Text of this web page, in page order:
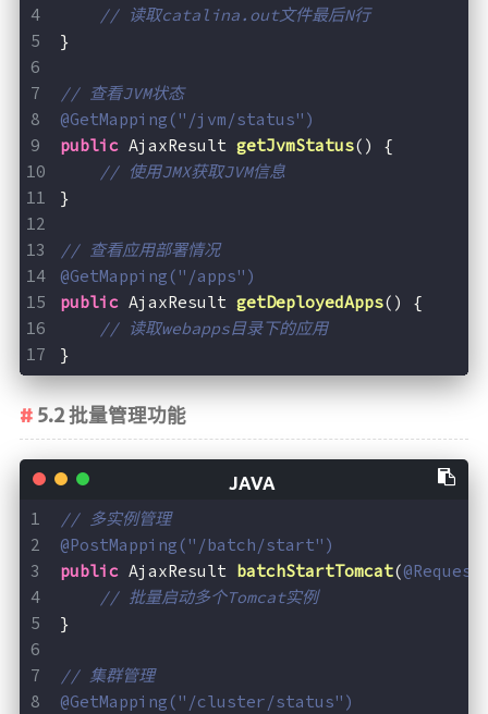
// 读取catalina.out文件最后N行
}
// 查看JVM状态
@GetMapping("/jvm/status")
public AjaxResult getJvmStatus()
{
// 使用JMX获取JVM信息
}
// 查看应用部署情况
@GetMapping("/apps")
public AjaxResult getDeployedApps()
{
// 读取webapps目录下的应用
}
5.2 批量管理功能
// 多实例管理
@PostMapping("/batch/start")
public AjaxResult batchStartTomcat(
// 批量启动多个Tomcat实例
}
// 集群管理
@GetMapping("/cluster/status")